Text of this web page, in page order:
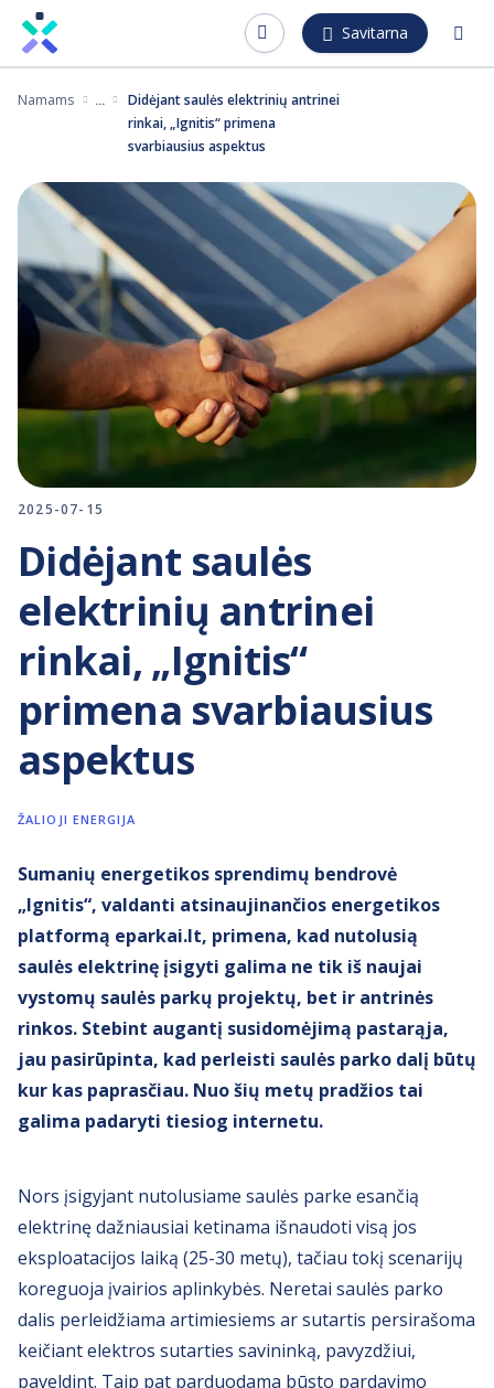
Pereiti
turinį
Savitarna
Namams
Didėjant saulės elektrinių antrinei
rinkai, „Ignitis“ primena
svarbiausius aspektus
2025-07-15
Didėjant saulės
elektrinių antrinei
rinkai, „Ignitis“
primena svarbiausius
aspektus
ŽALIOJI ENERGIJA
Sumanių energetikos sprendimų bendrovė
„Ignitis“, valdanti atsinaujinančios energetikos
platformą eparkai.lt, primena, kad nutolusią
saulės elektrinę įsigyti galima ne tik iš naujai
vystomų saulės parkų projektų, bet ir antrinės
rinkos. Stebint augantį susidomėjimą pastarąja,
jau pasirūpinta, kad perleisti saulės parko dalį būtų
kur kas paprasčiau. Nuo šių metų pradžios tai
galima padaryti tiesiog internetu.
Nors įsigyjant nutolusiame saulės parke esančią
elektrinę dažniausiai ketinama išnaudoti visą jos
eksploatacijos laiką (25-30 metų), tačiau tokį scenarijų
koreguoja įvairios aplinkybės. Neretai saulės parko
dalis perleidžiama artimiesiems ar sutartis persirašoma
keičiant elektros sutarties savininką, pavyzdžiui,
paveldint. Taip pat parduodama būsto pardavimo